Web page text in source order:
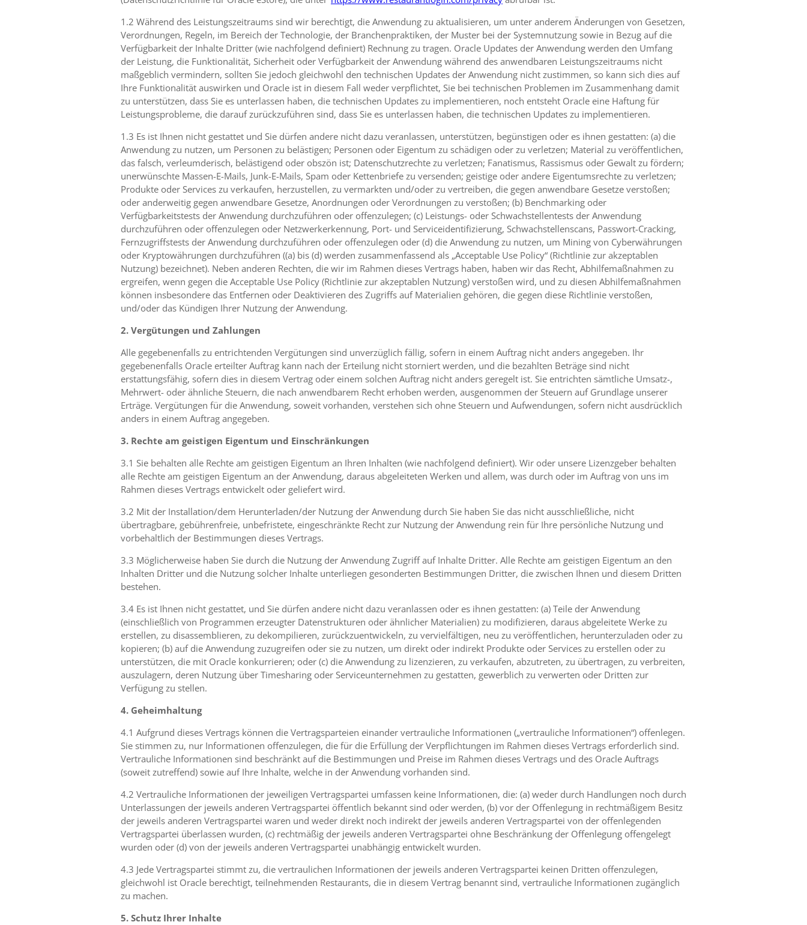
1.2 Während des Leistungszeitraums sind wir berechtigt, die Anwendung zu aktualisieren, um unter anderem Änderungen von Gesetzen,
Verordnungen, Regeln, im Bereich der Technologie, der Branchenpraktiken, der Muster bei der Systemnutzung sowie in Bezug auf die
Verfügbarkeit der Inhalte Dritter (wie nachfolgend definiert) Rechnung zu tragen. Oracle Updates der Anwendung werden den Umfang
der Leistung, die Funktionalität, Sicherheit oder Verfügbarkeit der Anwendung während des anwendbaren Leistungszeitraums nicht
maßgeblich vermindern, sollten Sie jedoch gleichwohl den technischen Updates der Anwendung nicht zustimmen, so kann sich dies auf
Ihre Funktionalität auswirken und Oracle ist in diesem Fall weder verpflichtet, Sie bei technischen Problemen im Zusammenhang damit
zu unterstützen, dass Sie es unterlassen haben, die technischen Updates zu implementieren, noch entsteht Oracle eine Haftung für
Leistungsprobleme, die darauf zurückzuführen sind, dass Sie es unterlassen haben, die technischen Updates zu implementieren.
1.3 Es ist Ihnen nicht gestattet und Sie dürfen andere nicht dazu veranlassen, unterstützen, begünstigen oder es ihnen gestatten: (a) die
Anwendung zu nutzen, um Personen zu belästigen; Personen oder Eigentum zu schädigen oder zu verletzen; Material zu veröffentlichen,
das falsch, verleumderisch, belästigend oder obszön ist; Datenschutzrechte zu verletzen; Fanatismus, Rassismus oder Gewalt zu fördern;
unerwünschte Massen-E-Mails, Junk-E-Mails, Spam oder Kettenbriefe zu versenden; geistige oder andere Eigentumsrechte zu verletzen;
Produkte oder Services zu verkaufen, herzustellen, zu vermarkten und/oder zu vertreiben, die gegen anwendbare Gesetze verstoßen;
oder anderweitig gegen anwendbare Gesetze, Anordnungen oder Verordnungen zu verstoßen; (b) Benchmarking oder
Verfügbarkeitstests der Anwendung durchzuführen oder offenzulegen; (c) Leistungs- oder Schwachstellentests der Anwendung
durchzuführen oder offenzulegen oder Netzwerkerkennung, Port- und Serviceidentifizierung, Schwachstellenscans, Passwort-Cracking,
Fernzugriffstests der Anwendung durchzuführen oder offenzulegen oder (d) die Anwendung zu nutzen, um Mining von Cyberwährungen
oder Kryptowährungen durchzuführen ((a) bis (d) werden zusammenfassend als „Acceptable Use Policy“ (Richtlinie zur akzeptablen
Nutzung) bezeichnet). Neben anderen Rechten, die wir im Rahmen dieses Vertrags haben, haben wir das Recht, Abhilfemaßnahmen zu
ergreifen, wenn gegen die Acceptable Use Policy (Richtlinie zur akzeptablen Nutzung) verstoßen wird, und zu diesen Abhilfemaßnahmen
können insbesondere das Entfernen oder Deaktivieren des Zugriffs auf Materialien gehören, die gegen diese Richtlinie verstoßen,
und/oder das Kündigen Ihrer Nutzung der Anwendung.
2. Vergütungen und Zahlungen
Alle gegebenenfalls zu entrichtenden Vergütungen sind unverzüglich fällig, sofern in einem Auftrag nicht anders angegeben. Ihr
gegebenenfalls Oracle erteilter Auftrag kann nach der Erteilung nicht storniert werden, und die bezahlten Beträge sind nicht
erstattungsfähig, sofern dies in diesem Vertrag oder einem solchen Auftrag nicht anders geregelt ist. Sie entrichten sämtliche Umsatz-,
Mehrwert- oder ähnliche Steuern, die nach anwendbarem Recht erhoben werden, ausgenommen der Steuern auf Grundlage unserer
Erträge. Vergütungen für die Anwendung, soweit vorhanden, verstehen sich ohne Steuern und Aufwendungen, sofern nicht ausdrücklich
anders in einem Auftrag angegeben.
3. Rechte am geistigen Eigentum und Einschränkungen
3.1 Sie behalten alle Rechte am geistigen Eigentum an Ihren Inhalten (wie nachfolgend definiert). Wir oder unsere Lizenzgeber behalten
alle Rechte am geistigen Eigentum an der Anwendung, daraus abgeleiteten Werken und allem, was durch oder im Auftrag von uns im
Rahmen dieses Vertrags entwickelt oder geliefert wird.
3.2 Mit der Installation/dem Herunterladen/der Nutzung der Anwendung durch Sie haben Sie das nicht ausschließliche, nicht
übertragbare, gebührenfreie, unbefristete, eingeschränkte Recht zur Nutzung der Anwendung rein für Ihre persönliche Nutzung und
vorbehaltlich der Bestimmungen dieses Vertrags.
3.3 Möglicherweise haben Sie durch die Nutzung der Anwendung Zugriff auf Inhalte Dritter. Alle Rechte am geistigen Eigentum an den
Inhalten Dritter und die Nutzung solcher Inhalte unterliegen gesonderten Bestimmungen Dritter, die zwischen Ihnen und diesem Dritten
bestehen.
3.4 Es ist Ihnen nicht gestattet, und Sie dürfen andere nicht dazu veranlassen oder es ihnen gestatten: (a) Teile der Anwendung
(einschließlich von Programmen erzeugter Datenstrukturen oder ähnlicher Materialien) zu modifizieren, daraus abgeleitete Werke zu
erstellen, zu disassemblieren, zu dekompilieren, zurückzuentwickeln, zu vervielfältigen, neu zu veröffentlichen, herunterzuladen oder zu
kopieren; (b) auf die Anwendung zuzugreifen oder sie zu nutzen, um direkt oder indirekt Produkte oder Services zu erstellen oder zu
unterstützen, die mit Oracle konkurrieren; oder (c) die Anwendung zu lizenzieren, zu verkaufen, abzutreten, zu übertragen, zu verbreiten,
auszulagern, deren Nutzung über Timesharing oder Serviceunternehmen zu gestatten, gewerblich zu verwerten oder Dritten zur
Verfügung zu stellen.
4. Geheimhaltung
4.1 Aufgrund dieses Vertrags können die Vertragsparteien einander vertrauliche Informationen („vertrauliche Informationen“) offenlegen.
Sie stimmen zu, nur Informationen offenzulegen, die für die Erfüllung der Verpflichtungen im Rahmen dieses Vertrags erforderlich sind.
Vertrauliche Informationen sind beschränkt auf die Bestimmungen und Preise im Rahmen dieses Vertrags und des Oracle Auftrags
(soweit zutreffend) sowie auf Ihre Inhalte, welche in der Anwendung vorhanden sind.
4.2 Vertrauliche Informationen der jeweiligen Vertragspartei umfassen keine Informationen, die: (a) weder durch Handlungen noch durch
Unterlassungen der jeweils anderen Vertragspartei öffentlich bekannt sind oder werden, (b) vor der Offenlegung in rechtmäßigem Besitz
der jeweils anderen Vertragspartei waren und weder direkt noch indirekt der jeweils anderen Vertragspartei von der offenlegenden
Vertragspartei überlassen wurden, (c) rechtmäßig der jeweils anderen Vertragspartei ohne Beschränkung der Offenlegung offengelegt
wurden oder (d) von der jeweils anderen Vertragspartei unabhängig entwickelt wurden.
4.3 Jede Vertragspartei stimmt zu, die vertraulichen Informationen der jeweils anderen Vertragspartei keinen Dritten offenzulegen,
gleichwohl ist Oracle berechtigt, teilnehmenden Restaurants, die in diesem Vertrag benannt sind, vertrauliche Informationen zugänglich
zu machen.
5. Schutz Ihrer Inhalte